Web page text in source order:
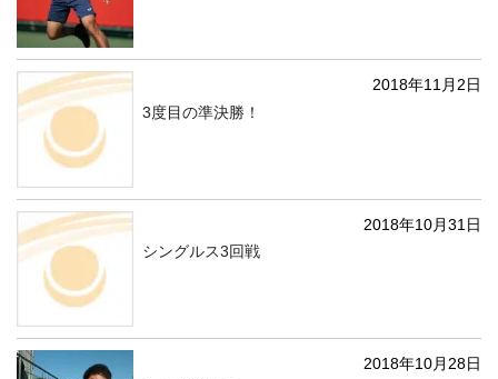
2018年11月2日
3度目の準決勝！
2018年10月31日
シングルス3回戦
2018年10月28日